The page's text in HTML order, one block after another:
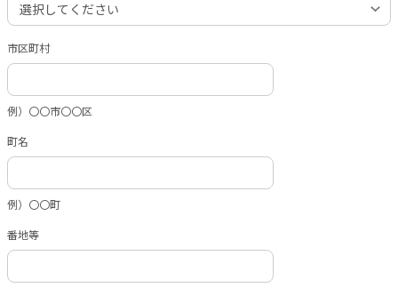
市区町村
例）〇〇市〇〇区
町名
例）〇〇町
番地等